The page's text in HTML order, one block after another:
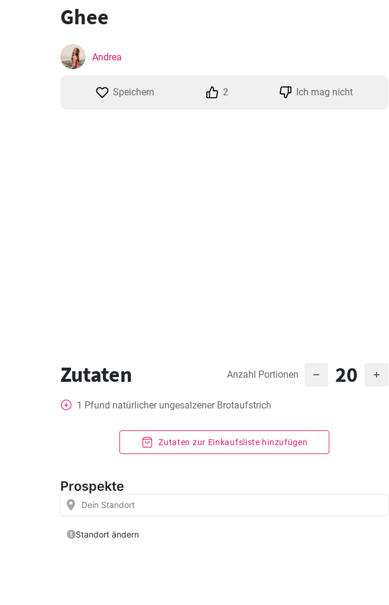
Ghee
Andrea
Speichern 2 Ich mag nicht
Zutaten Anzahl Portionen 20
1 Pfund natürlicher ungesalzener Brotaufstrich
Zutaten zur Einkaufsliste hinzufügen